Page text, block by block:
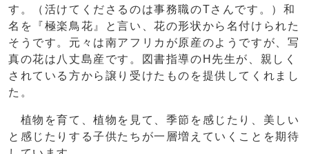
す。（活けてくださるのは事務職のTさんです。）和
名を『極楽鳥花』と言い、花の形状から名付けられた
そうです。元々は南アフリカが原産のようですが、写
真の花は八丈島産です。図書指導のH先生が、親しく
されている方から譲り受けたものを提供してくれまし
た。
植物を育て、植物を見て、季節を感じたり、美しい
と感じたりする子供たちが一層増えていくことを期待